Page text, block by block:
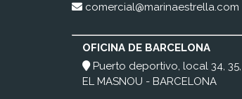
comercial@marinaestrella.com
OFICINA DE BARCELONA
Puerto deportivo, local 34, 35,
EL MASNOU - BARCELONA